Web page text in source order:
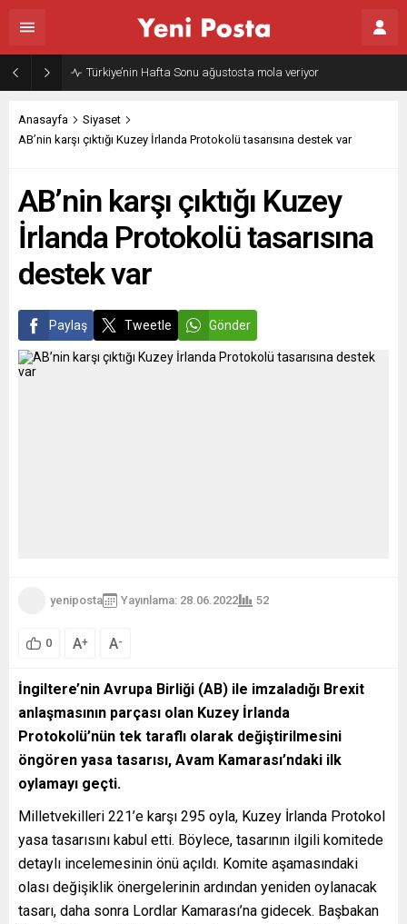
Gazze’nin geleceği: Teknokratik kontrol mü, kolonializm mi?
Anasayfa
Siyaset
AB’nin karşı çıktığı Kuzey İrlanda Protokolü tasarısına destek var
AB’nin karşı çıktığı Kuzey
İrlanda Protokolü tasarısına
destek var
Paylaş Tweetle Gönder
yeniposta Yayınlama: 28.06.2022 52
0 A+ A-
İngiltere’nin Avrupa Birliği (AB) ile imzaladığı Brexit
anlaşmasının parçası olan Kuzey İrlanda
Protokolü’nün tek taraflı olarak değiştirilmesini
öngören yasa tasarısı, Avam Kamarası’ndaki ilk
oylamayı geçti.
Milletvekilleri 221’e karşı 295 oyla, Kuzey İrlanda Protokol
yasa tasarısını kabul etti. Böylece, tasarının ilgili komitede
detaylı incelemesinin önü açıldı. Komite aşamasındaki
olası değişiklik önergelerinin ardından yeniden oylanacak
tasarı, daha sonra Lordlar Kamarası’na gidecek. Başbakan